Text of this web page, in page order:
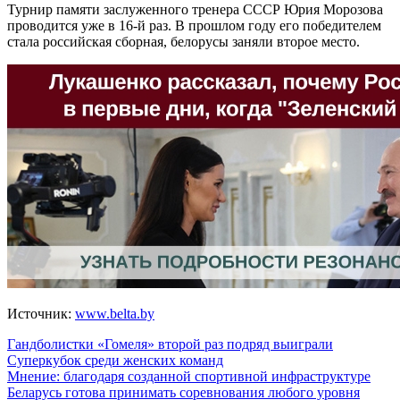
Турнир памяти заслуженного тренера СССР Юрия Морозова
проводится уже в 16-й раз. В прошлом году его победителем
стала российская сборная, белорусы заняли второе место.
Источник: www.belta.by
Навигация
по
записям
Гандболистки «Гомеля» второй раз подряд выиграли
Суперкубок среди женских команд
Мнение: благодаря созданной спортивной инфраструктуре
Беларусь готова принимать соревнования любого уровня